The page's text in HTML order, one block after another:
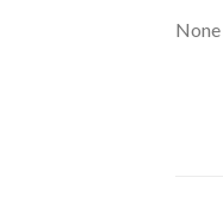
None